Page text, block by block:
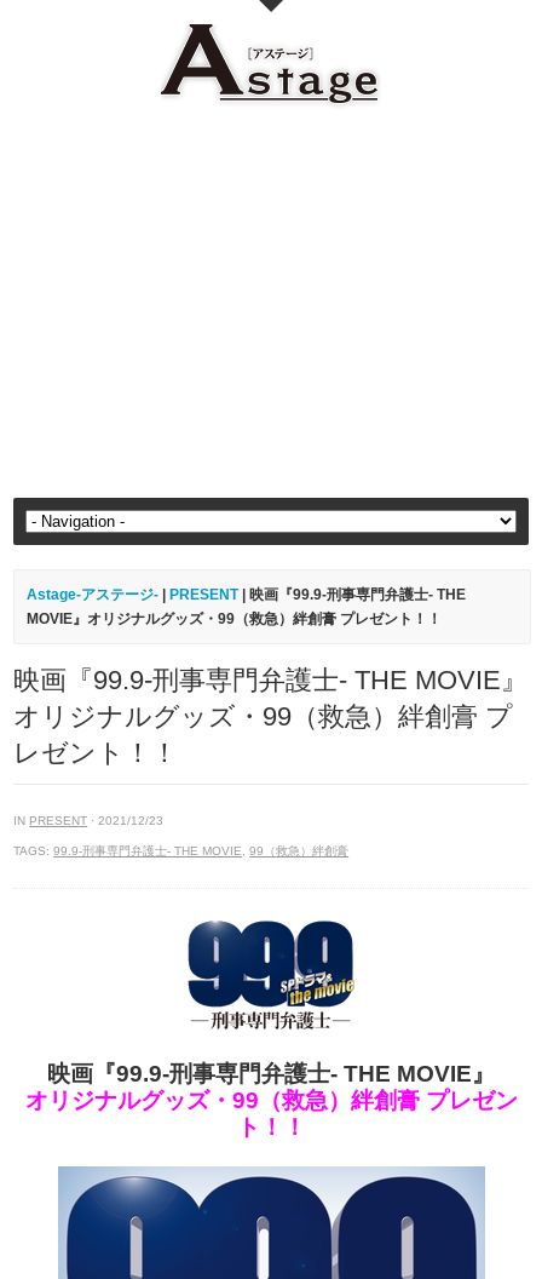
Astage-アステージ- PRESENT| 映画『99.9-刑事専門弁護士- THE
MOVIE』オリジナルグッズ・99（救急）絆創膏 プレゼント！！
映画『99.9-刑事専門弁護士- THE MOVIE』
オリジナルグッズ・99（救急）絆創膏 プ
レゼント！！
IN PRESENT · 2021/12/23
TAGS:99.9-刑事専門弁護士- THE MOVIE ,99（救急）絆創膏
映画『99.9-刑事専門弁護士- THE MOVIE』
オリジナルグッズ・99（救急）絆創膏 プレゼン
ト！！